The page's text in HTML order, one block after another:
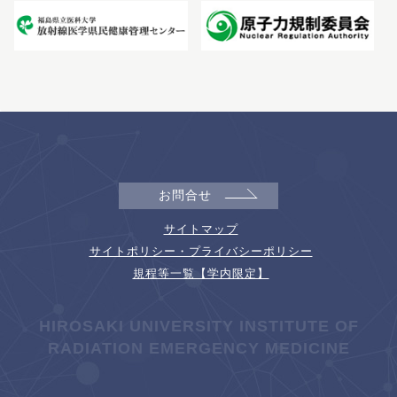
お問合せ
サイトマップ
サイトポリシー・プライバシーポリシー
規程等一覧【学内限定】
HIROSAKI UNIVERSITY INSTITUTE OF
RADIATION EMERGENCY MEDICINE